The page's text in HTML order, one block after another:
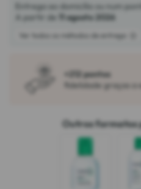
Entrega ao domicílio ou num
A partir de
11 agosto 2026
Ver todos os métodos de entrega
+212 pontos
fidelidade graças a
Outros